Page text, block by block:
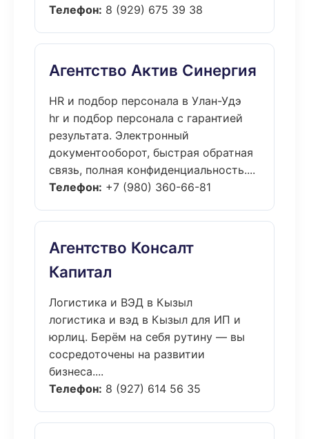
Телефон: 8 (929) 675 39 38
Агентство Актив Синергия
HR и подбор персонала в Улан-Удэ
hr и подбор персонала с гарантией
результата. Электронный
документооборот, быстрая обратная
связь, полная конфиденциальность....
Телефон: +7 (980) 360-66-81
Агентство Консалт
Капитал
Логистика и ВЭД в Кызыл
логистика и вэд в Кызыл для ИП и
юрлиц. Берём на себя рутину — вы
сосредоточены на развитии
бизнеса....
Телефон: 8 (927) 614 56 35